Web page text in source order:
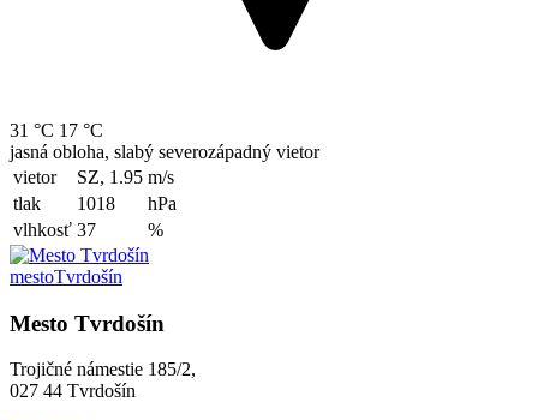
31 °C 17 °C
jasná obloha, slabý severozápadný vietor
vietor
SZ, 1.95 m/s
tlak
1018
hPa
vlhkosť 37 %
mestoTvrdošín
Mesto Tvrdošín
Trojičné námestie 185/2,
027 44 Tvrdošín